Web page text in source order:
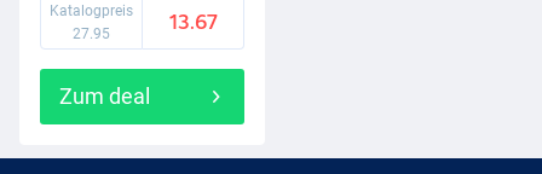
Katalogpreis
27.95
13.67
Zum deal